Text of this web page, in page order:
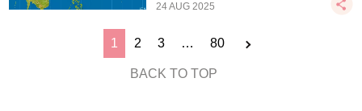
24 AUG 2025
1 2 3 … 80
BACK TO TOP